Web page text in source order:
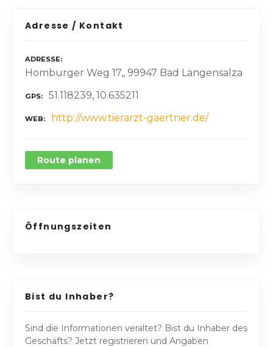
Adresse / Kontakt
ADRESSE
Homburger Weg 17,, 99947 Bad Langensalza
GPS 51.118239, 10.635211
WEB http://www.tierarzt-gaertner.de/
Route planen
Öffnungszeiten
Bist du Inhaber?
Sind die Informationen veraltet? Bist du Inhaber des
Geschäfts? Jetzt registrieren und Angaben